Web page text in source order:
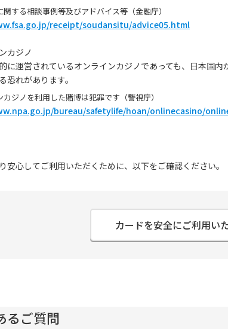
する相談事例等及びアドバイス等（金融庁）
receipt/soudansitu/advice05.html
カジノ
に運営されているオンラインカジノであっても、日本国
恐れがあります。
ジノを利用した賭博は犯罪です（警視庁）
bureau/safetylife/hoan/onlinecasino/
安心してご利用いただくために、以下をご確認ください。
カードを安全にご利用い
るご質問